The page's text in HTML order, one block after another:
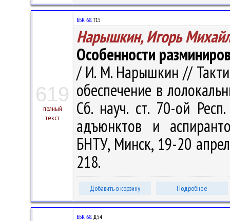
619
полный
текст
ББК 68.Т15
Нарышкин, Игорь
Особенности
/ И. М. Нарышкин //
обеспечение в
Сб. науч. ст. 70-ой
адъюнктов и
БНТУ, Минск, 19-20
218.
Добавить в корзину Подробнее
ББК 68.Д54